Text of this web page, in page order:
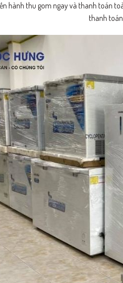
hành thu gom ngay và thanh toán
thanh